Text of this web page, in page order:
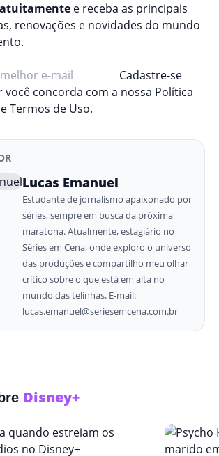
e receba as principais
renovações e novidades do mundo
Cadastre-se
você concorda com a nossa Política
eTermos de Uso.
Lucas Emanuel
Estudante de jornalismo apaixonado por
séries, sempre em busca da próxima
maratona. Atualmente, estagiário no
Séries em Cena, onde exploro o universo
das produções e compartilho meu olhar
crítico sobre o que está em alta no
mundo das telinhas. E-mail:
lucas.emanuel@seriesemcena.com.br
Disney+